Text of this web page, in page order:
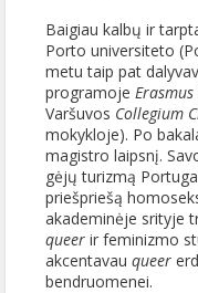
Baigiau kalbų ir
Porto universiteto
metu taip pat
programoje Erasmus
Varšuvos Collegium
mokykloje). Po
magistro laipsnį.
gėjų turizmą
priešpriešą
akademinėje srityje
queer ir feminizmo
akcentavau queer
bendruomenei.